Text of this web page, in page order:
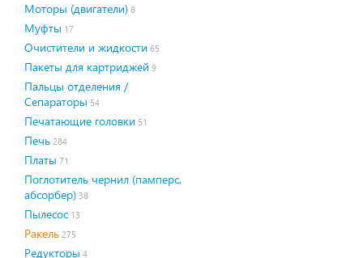
Моторы (двигатели) 8
Муфты 17
Очистители и жидкости 65
Пакеты для картриджей 9
Пальцы отделения /
Сепараторы 54
Печатающие головки 51
Печь 284
Платы 71
Поглотитель чернил (памперс,
абсорбер) 38
Пылесос 13
Ракель 275
Редукторы 4